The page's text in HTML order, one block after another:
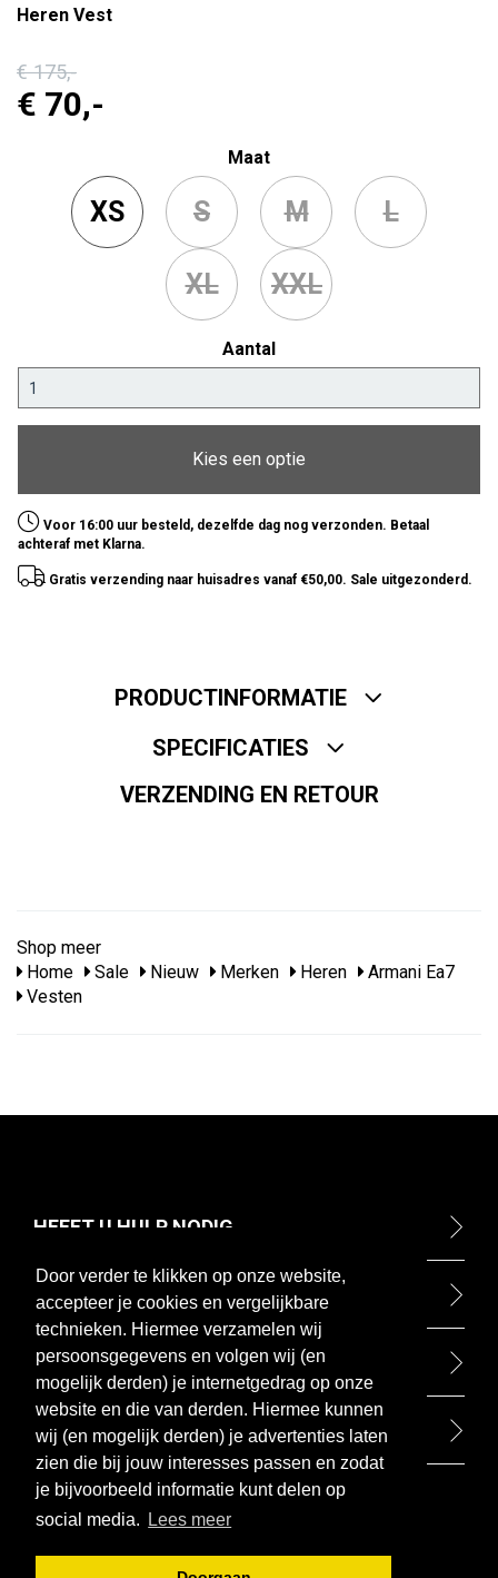
Door verder te klikken op onze website,
accepteer je cookies en vergelijkbare
technieken. Hiermee verzamelen wij
persoonsgegevens en volgen wij (en
mogelijk derden) je internetgedrag op onze
website en die van derden. Hiermee kunnen
wij (en mogelijk derden) je advertenties laten
zien die bij jouw interesses passen en zodat
je bijvoorbeeld informatie kunt delen op
social media.
Lees meer
Heren Vest
€ 175,-
€ 70,-
Maat
XS S M L
XL XXL
Aantal
Kies een optie
Voor 16:00 uur besteld, dezelfde dag nog verzonden. Betaal
achteraf met Klarna.
Gratis verzending naar huisadres vanaf €50,00. Sale uitgezonderd.
PRODUCTINFORMATIE
SPECIFICATIES
VERZENDING EN RETOUR
Shop meer
Home
Sale Nieuw Merken Heren
Armani Ea7
Vesten
HEEFT U HULP NODIG
ONTDEK
BETAALMETHODEN
BEZOEK ONZE WINKEL